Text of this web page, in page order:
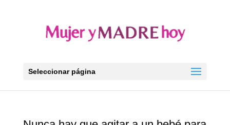
Seleccionar página